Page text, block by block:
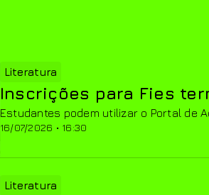
Literatura
16/07/2026 • 16:30
Inscrições para Fies
Estudantes podem utilizar o Portal de
Literatura